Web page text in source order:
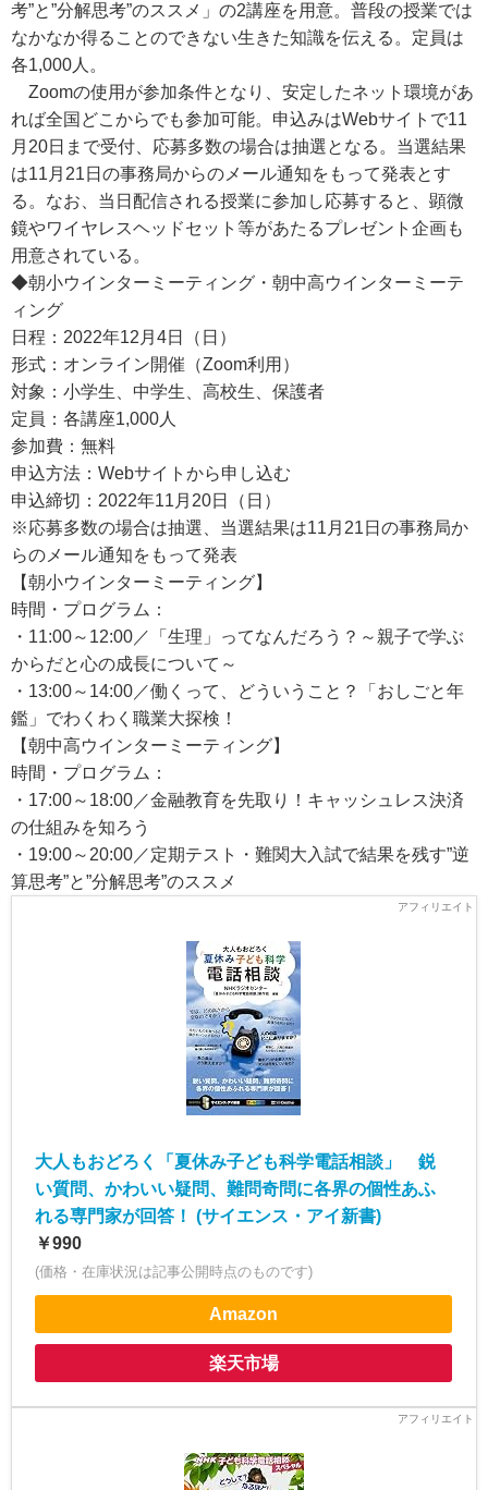
考”と”分解思考”のススメ」の2講座を用意。普段の授業では
なかなか得ることのできない生きた知識を伝える。定員は
各1,000人。
Zoomの使用が参加条件となり、安定したネット環境があ
れば全国どこからでも参加可能。申込みはWebサイトで11
月20日まで受付、応募多数の場合は抽選となる。当選結果
は11月21日の事務局からのメール通知をもって発表とす
る。なお、当日配信される授業に参加し応募すると、顕微
鏡やワイヤレスヘッドセット等があたるプレゼント企画も
用意されている。
◆朝小ウインターミーティング・朝中高ウインターミーテ
ィング
日程：2022年12月4日（日）
形式：オンライン開催（Zoom利用）
対象：小学生、中学生、高校生、保護者
定員：各講座1,000人
参加費：無料
申込方法：Webサイトから申し込む
申込締切：2022年11月20日（日）
※応募多数の場合は抽選、当選結果は11月21日の事務局か
らのメール通知をもって発表
【朝小ウインターミーティング】
時間・プログラム：
・11:00～12:00／「生理」ってなんだろう？～親子で学ぶ
からだと心の成長について～
・13:00～14:00／働くって、どういうこと？「おしごと年
鑑」でわくわく職業大探検！
【朝中高ウインターミーティング】
時間・プログラム：
・17:00～18:00／金融教育を先取り！キャッシュレス決済
の仕組みを知ろう
・19:00～20:00／定期テスト・難関大入試で結果を残す”逆
算思考”と”分解思考”のススメ
大人もおどろく「夏休み子ども科学電話相談」 鋭
い質問、かわいい疑問、難問奇問に各界の個性あふ
れる専門家が回答！ (サイエンス・アイ新書)
￥990
(価格・在庫状況は記事公開時点のものです)
Amazon
楽天市場